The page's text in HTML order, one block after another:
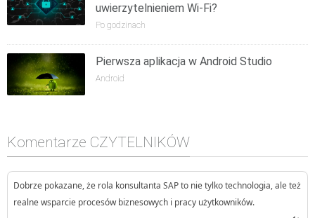
uwierzytelnieniem Wi-Fi?
Po godzinach
Pierwsza aplikacja w Android Studio
Android
Komentarze CZYTELNIKÓW
Dobrze pokazane, że rola konsultanta SAP to nie tylko technologia, ale też
realne wsparcie procesów biznesowych i pracy użytkowników.